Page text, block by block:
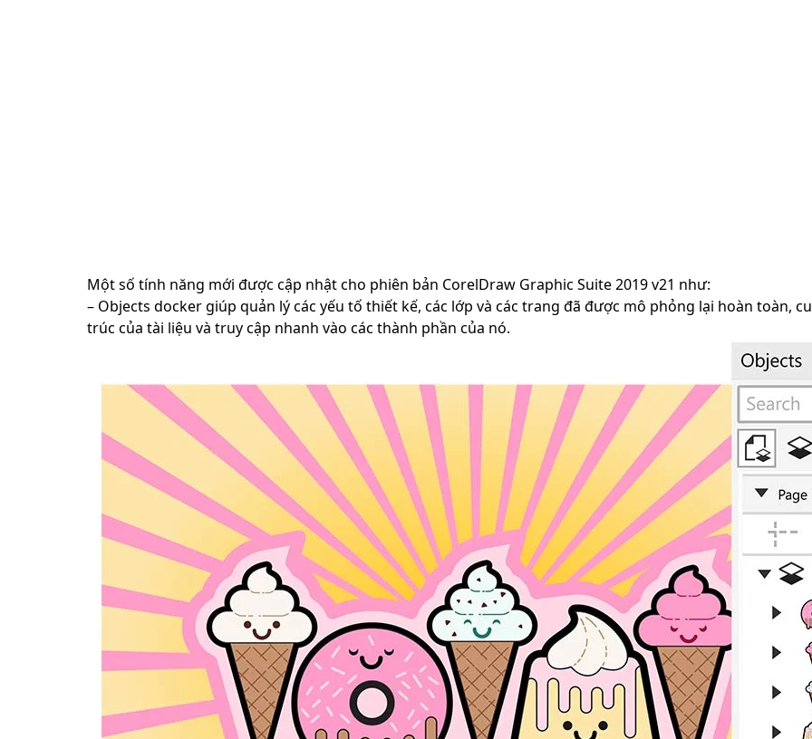
Một số tính năng mới được cập nhật cho phiên bản CorelDraw Graphic Suite 2019 v21 như:
– Objects docker giúp quản lý các yếu tố thiết kế, các lớp và các trang đã được mô phỏng lại hoàn toàn,
trúc của tài liệu và truy cập nhanh vào các thành phần của nó.